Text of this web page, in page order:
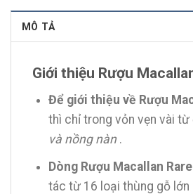
MÔ TẢ
Giới thiệu Rượu
Để giới thiệu về Rượu
thì chỉ trong vỏn vẹn vài từ
và nồng nàn.
Dòng Rượu Macallan
tác từ 16 loại thùng gỗ lớn